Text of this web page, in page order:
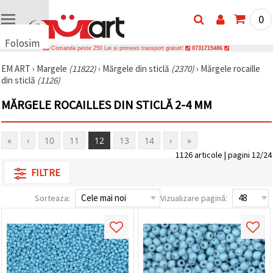
Folosim
uri
🍪 Folosim
cookie-uri
și
similare
asigura
site-ului,
îmbunătăți
experiența
acordul
dumneavoastră,
pentru a
analiza
traficul și a
0
Comanda peste 250 Lei si primesti transport gratuit! 0731715486
EM ART › Margele (11822)› Mărgele din sticlă (2370)› Mărgele rocaille
din sticlă (1126)
MĂRGELE ROCAILLES DIN STICLĂ 2-4 MM
« ‹ 10 11 12 13 14 › »
1126 articole | pagini 12/24
FILTRE
Sorteaza: Vizualizare pagină: